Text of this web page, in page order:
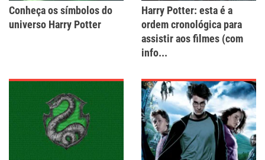
Conheça os símbolos do
universo Harry Potter
Harry Potter: esta é a
ordem cronológica para
assistir aos filmes (com
info...